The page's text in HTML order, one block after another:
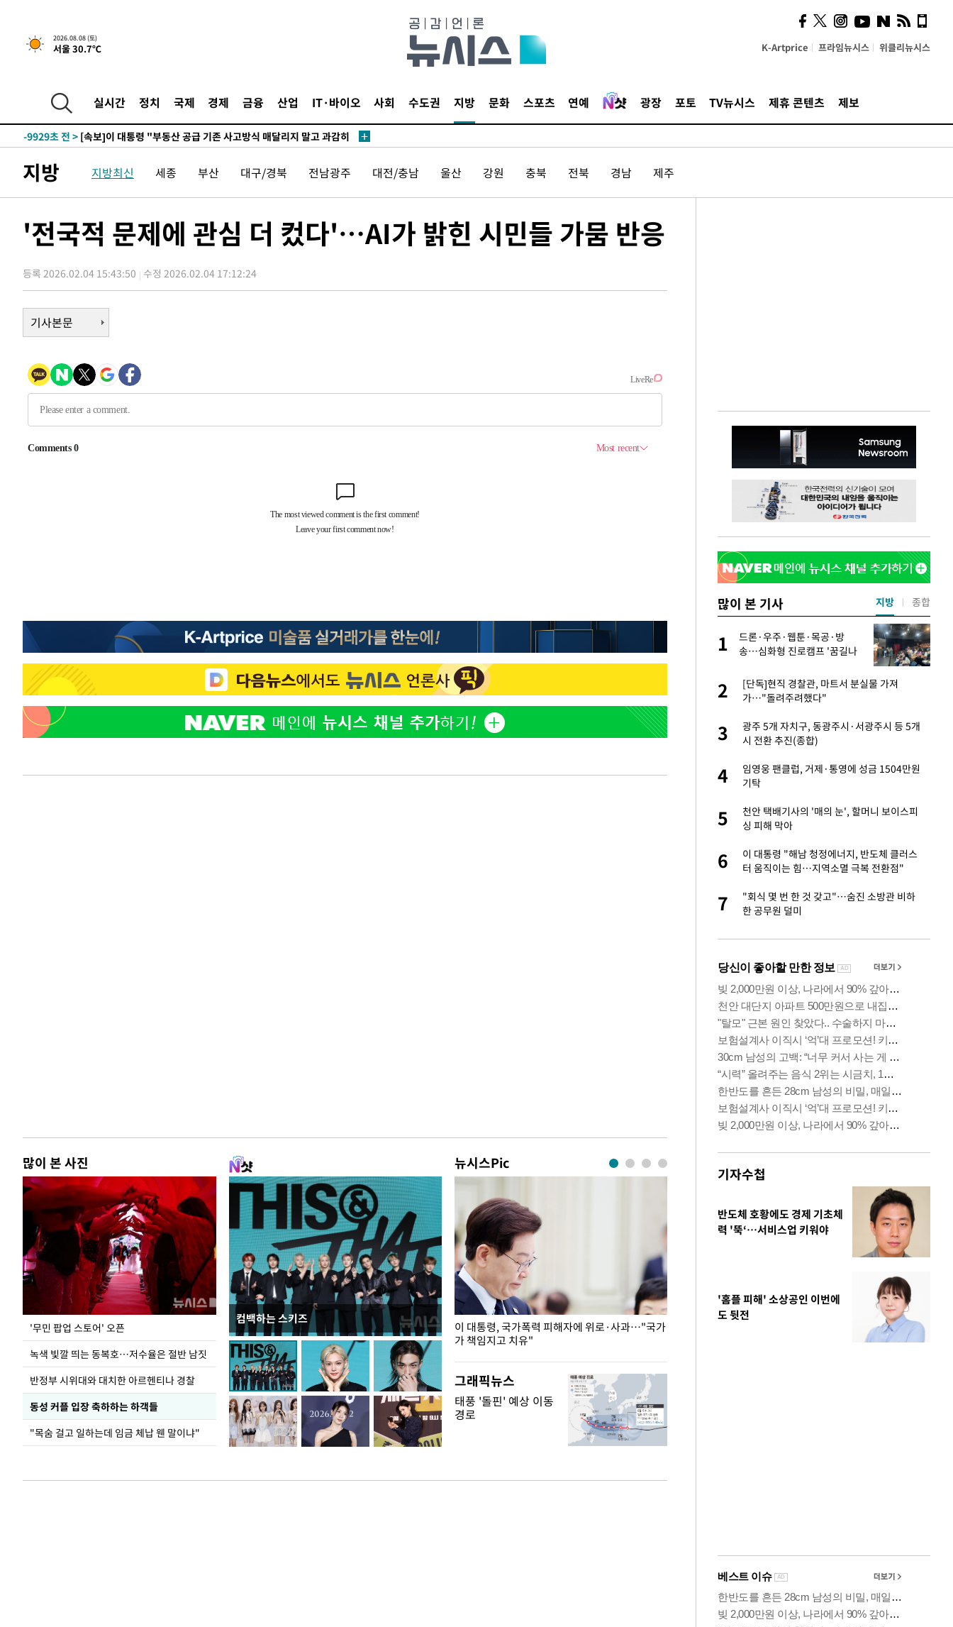
2026.08.08 (토)
서울 30.7℃ K-Artprice 프라임뉴시스 위클리뉴시스
실시간 정치 국제 경제 금융 산업 IT·바이오 사회 수도권 지방 문화 스포츠 연예 광장 포토 TV뉴시스 제휴 콘텐츠 제보
3시간 전 >[속보]규제합리화위원회 부위원장에 김태유 서울대 공대 교수…이병태
-14618초 전 >
미 사업체 일자리, 7월에 2.3만개 순감하고 그 전 2개월 10.3만개
하향수정 (2보)
-14066초 전 >
↓
-9929초 전 > [속보]이 대통령 "부동산 공급 기존 사고방식 매달리지 말고 과감히
드는 임시"
-582초 전 >
"낮 기온 소폭 하락"…수도권 폭염중대경보, 폭염경보로 하향
-546초 전 >[속보]이 대통령, '호우피해' 안동·의성 관할 4개 면 특별재난지역 선
수도
25분 전 >낮 최고 37도 찜통더위…곳곳 소나기·강원 많은 비[내일날씨]
1시간 전 >여자배구 이재영·이다영 자매, 아제르바이잔 투란VC 입단
1시간 전 >외국인 심판 성 접대 7경기 들여다보니…한국 축구 '5승 2무'
2시간 전 >[속보]코스닥, 2.86포인트(0.36%) 내린 798.81마감
2시간 전 >[속보]코스피, 6200선 약보합…0.60% 내린 6258.77에 마쳐
2시간 전 > [속보] 노원서 40.1도 관측…서울, 2018년 이후 첫 40도
2시간 전 >[속보]종합특검, '계엄 수용공간 확보' 신용해 前교정본부장 기소
3시간 전 >외신들도 주목한 韓축구 파문…"국민적 공분에 수사 재개"
3시간 전 >[속보]규제합리화위원회 부위원장에 김태유 서울대 공대 교수…이병태
미 사업체 일자리, 7월에 2.3만개 순감하고 그 전 2개월 10.3만개
[속보] 미 사업체, 일자리 7월에 2.3만 개 줄어…실업률은 4.1%로
[속보]이 대통령 "부동산 공급 기존 사고방식 매달리지 말고 과감히
수도
25분 전 >
낮 최고 37도 찜통더위…곳곳 소나기·강원 많은 비[내일날씨]
53분 전 >SK하이닉스, 용인·청주 팹에 54조 투자…"AI 메모리 수요 선제 대응"
1시간 전 >여자배구 이재영·이다영 자매, 아제르바이잔 투란VC 입단
1시간 전 >외국인 심판 성 접대 7경기 들여다보니…한국 축구 '5승 2무'
2시간 전 > [속보]코스닥, 2.86포인트(0.36%) 내린 798.81마감
2시간 전 >
[속보]코스피, 6200선 약보합…0.60% 내린 6258.77에 마쳐
2시간 전 >[속보] 노원서 40.1도 관측…서울, 2018년 이후 첫 40도
지방 지방최신 세종 부산 대구/경북 전남광주 대전/충남 울산 강원 충북 전북 경남 제주
'전국적 문제에 관심 더 컸다'…AI가 밝힌 시민들 가뭄 반응
등록 2026.02.04 15:43:50 수정 2026.02.04 17:12:24
기사본문
많이 본 사진
'무민 팝업 스토어' 오픈
녹색 빛깔 띄는 동복호…저수율은 절반 남짓
반정부 시위대와 대치한 아르헨티나 경찰
동성 커플 입장 축하하는 하객들
"목숨 걸고 일하는데 임금 체납 웬 말이냐"
컴백하는 스키즈
뉴시스Pic
지석천 뒤덮은 개구리밥
이 대통령, 국가폭력 피해자에 위로·사과…"국가
가 책임지고 치유"
오세훈 서울시
환경 점검
그래픽뉴스
태풍 '돌핀' 예상 이동
경로
많이 본 기사
홍서범♥조갑경, 아들 불륜 사
과 후 근황…밝은 미소
2
국 축구 '5승 2무'
3
SK하이닉스, 주당 375원 분기배당 결정…3
분기 중 추가 주주환원 발표
4
1
드론·우주·웹툰·목공·방
송…심화형 진로캠프 '꿈길나
2
[단독]현직 경찰관, 마트서 분실물 가져
가…"돌려주려했다"
3
광주 5개 자치구, 동광주시·서광주시 등 5개
시 전환 추진(종합)
4
임영웅 팬클럽, 거제·통영에 성금 1504만원
기탁
5
천안 택배기사의 '매의 눈', 할머니 보이스피
싱 피해 막아
6
이 대통령 "해남 청정에너지, 반도체 클러스
터 움직이는 힘…지역소멸 극복 전환점"
7
"회식 몇 번 한 것 갖고"…숨진 소방관 비하
한 공무원 덜미
지방 종합
기자수첩
반도체 호황에도 경제 기초체
력 '뚝‘…서비스업 키워야
'홈플 피해' 소상공인 이번에
도 뒷전